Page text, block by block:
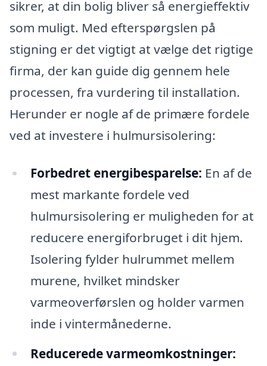
sikrer, at din bolig bliver så energieffektiv
som muligt. Med efterspørgslen på
stigning er det vigtigt at vælge det rigtige
firma, der kan guide dig gennem hele
processen, fra vurdering til installation.
Herunder er nogle af de primære fordele
ved at investere i hulmursisolering:
Forbedret energibesparelse: En af de
mest markante fordele ved
hulmursisolering er muligheden for at
reducere energiforbruget i dit hjem.
Isolering fylder hulrummet mellem
murene, hvilket mindsker
varmeoverførslen og holder varmen
inde i vintermånederne.
Reducerede varmeomkostninger: